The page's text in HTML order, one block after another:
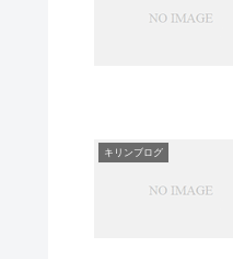
キリンブログ